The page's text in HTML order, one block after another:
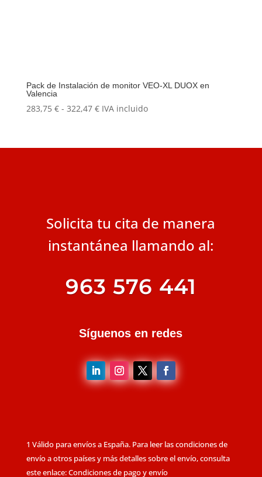
Pack de Instalación de monitor VEO-XL DUOX en
Valencia
283,75 € - 322,47 €Rango
desde
IVA incluido
Solicita tu cita de manera
instantánea llamando al:
963 576 441
Síguenos en redes
1 Válido para envíos a España. Para leer las condiciones de
envío a otros países y más detalles sobre el envío, consulta
este enlace: Condiciones de pago y envío